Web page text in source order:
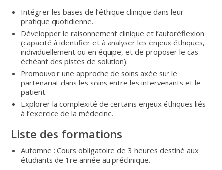
Intégrer les bases de l’éthique clinique dans leur
pratique quotidienne.
Développer le raisonnement clinique et l’autoréflexion
(capacité à identifier et à analyser les enjeux éthiques,
individuellement ou en équipe, et de proposer le cas
échéant des pistes de solution).
Promouvoir une approche de soins axée sur le
partenariat dans les soins entre les intervenants et le
patient.
Explorer la complexité de certains enjeux éthiques liés
à l’exercice de la médecine.
Liste des formations
Automne : Cours obligatoire de 3 heures destiné aux
étudiants de 1re année au préclinique.